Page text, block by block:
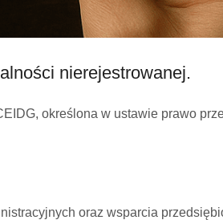
nierejestrowanej.
określona w ustawie prawo
oraz wsparcia